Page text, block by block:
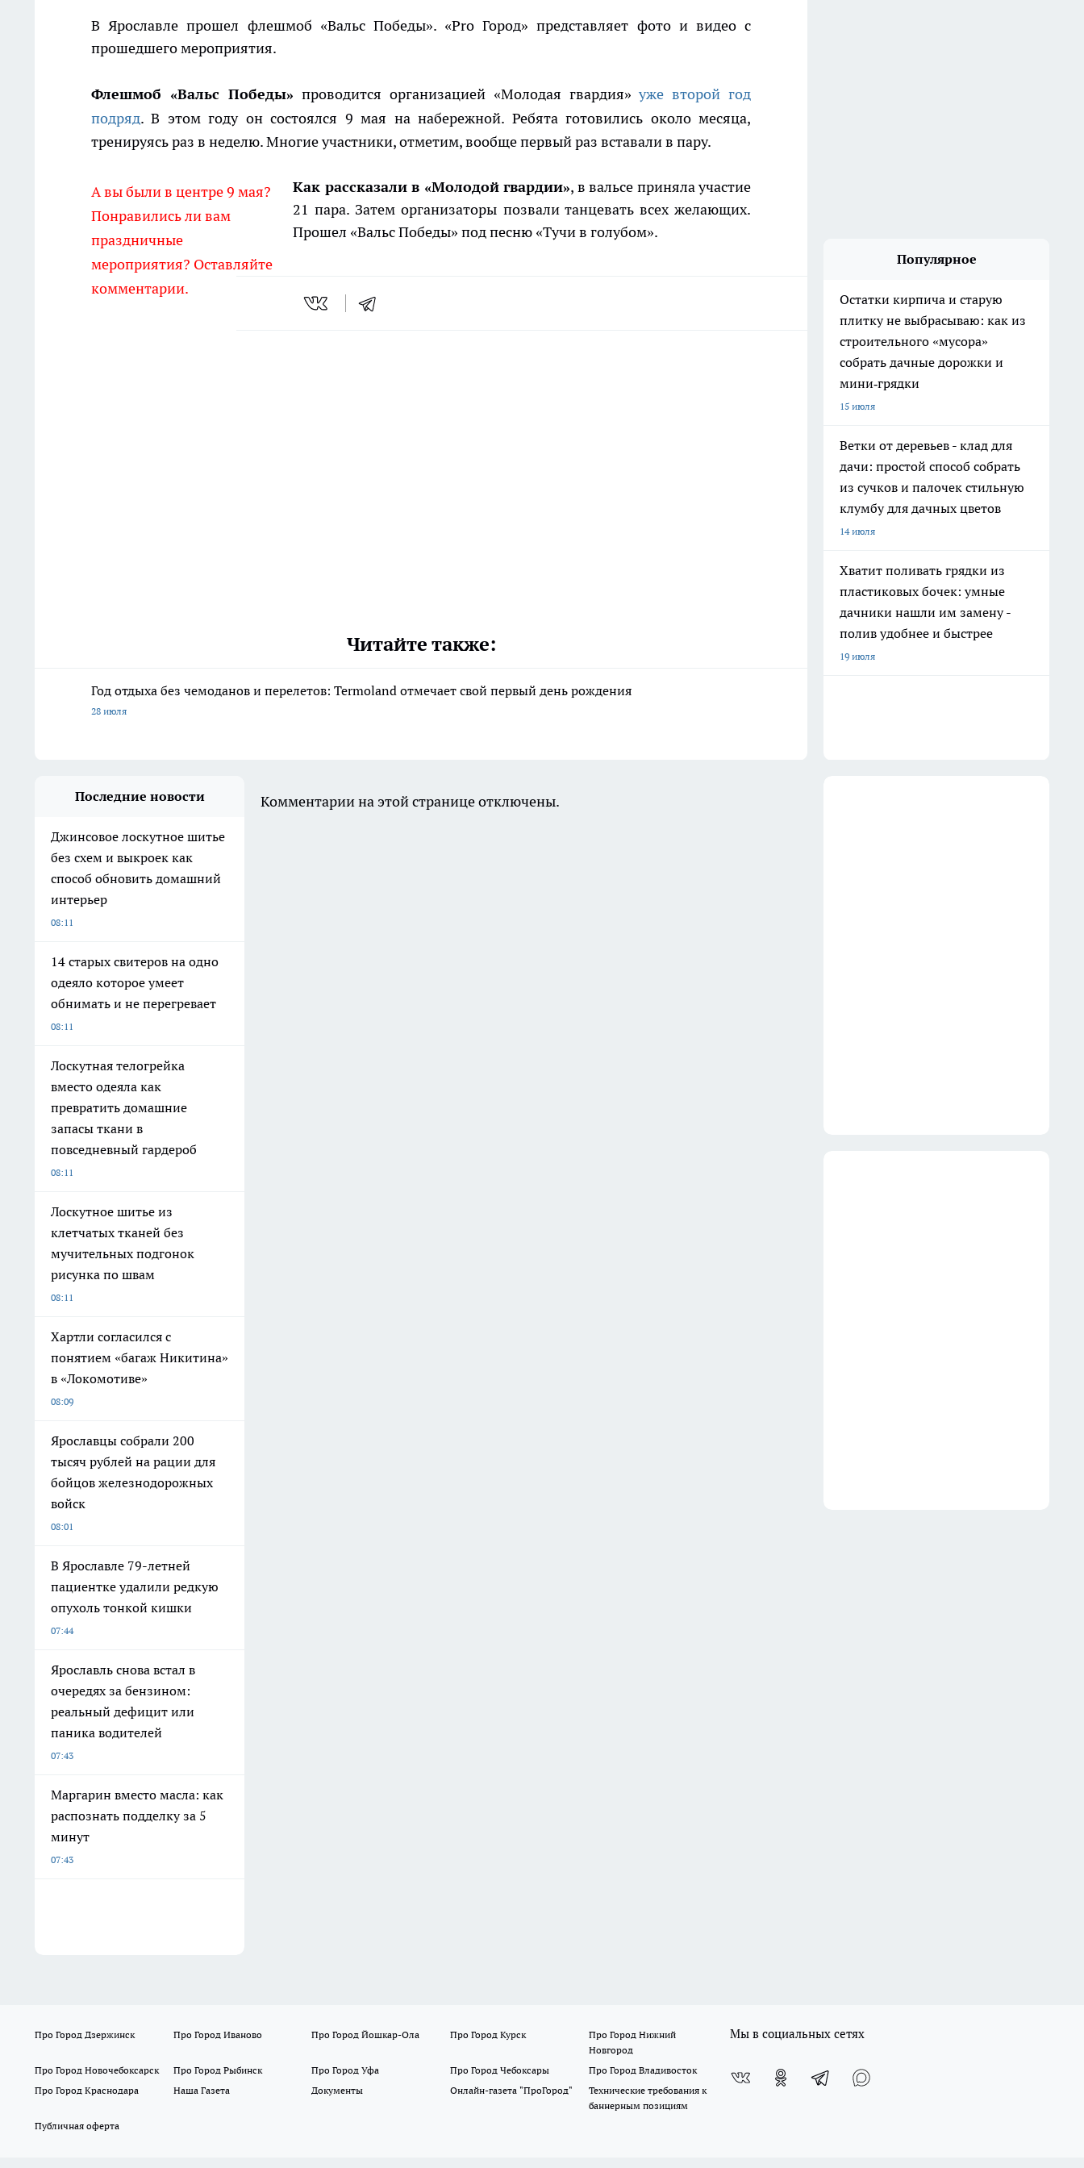
В Ярославле прошел флешмоб «Вальс Победы». «Pro Город» представляет фото и видео с
прошедшего мероприятия.
Флешмоб «Вальс Победы»проводится организацией «Молодая гвардия»уже второй год
подряд. В этом году он состоялся 9 мая на набережной. Ребята готовились около месяца,
тренируясь раз в неделю. Многие участники, отметим, вообще первый раз вставали в пару.
А вы были в центре 9 мая?
Понравились ли вам
праздничные
мероприятия? Оставляйте
комментарии.
Как рассказали в «Молодой гвардии», в вальсе приняла участие
21 пара. Затем организаторы позвали танцевать всех желающих.
Прошел «Вальс Победы» под песню «Тучи в голубом».
Читайте также:
Год отдыха без чемоданов и перелетов: Termoland отмечает свой первый день рождения
28 июля
Популярное
Остатки кирпича и старую
плитку не выбрасываю: как из
строительного «мусора»
собрать дачные дорожки и
мини‑грядки
15 июля
Ветки от деревьев - клад для
дачи: простой способ собрать
из сучков и палочек стильную
клумбу для дачных цветов
14 июля
Хватит поливать грядки из
пластиковых бочек: умные
дачники нашли им замену -
полив удобнее и быстрее
19 июля
Последние новости
Джинсовое лоскутное шитье
без схем и выкроек как
способ обновить домашний
интерьер
08:11
14 старых свитеров на одно
одеяло которое умеет
обнимать и не перегревает
08:11
Лоскутная телогрейка
вместо одеяла как
превратить домашние
запасы ткани в
повседневный гардероб
08:11
Лоскутное шитье из
клетчатых тканей без
мучительных подгонок
рисунка по швам
08:11
Хартли согласился с
понятием «багаж Никитина»
в «Локомотиве»
08:09
Ярославцы собрали 200
тысяч рублей на рации для
бойцов железнодорожных
войск
08:01
В Ярославле 79-летней
пациентке удалили редкую
опухоль тонкой кишки
07:44
Ярославль снова встал в
очередях за бензином:
реальный дефицит или
паника водителей
07:43
Маргарин вместо масла: как
распознать подделку за 5
минут
07:43
Комментарии на этой странице отключены.
Про Город Дзержинск Про Город Иваново Про Город Йошкар-Ола Про Город Курск
Про Город Нижний
Новгород
Про Город Новочебоксарск
Про Город Рыбинск Про Город Уфа Про Город Чебоксары
Про Город Владивосток
Про Город Краснодара
Наша Газета Документы Онлайн-газета "ПроГород"
Технические требования к
баннерным позициям
Публичная оферта
Мы в социальных сетях